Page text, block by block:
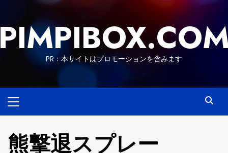
content
PR：本サイトはプロモーションを含みます
Menu
熊撃退スプレー